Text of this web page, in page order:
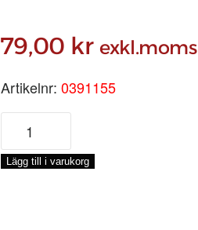
79,00 kr exkl.moms
Artikelnr: 0391155
TYSK
MÖRKOCKRA
TUBFÄRG,
40-
Lägg till i varukorg